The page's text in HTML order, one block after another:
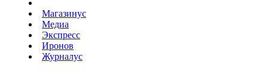
Магазинус
Медиа
Экспресс
Иронов
Журналус